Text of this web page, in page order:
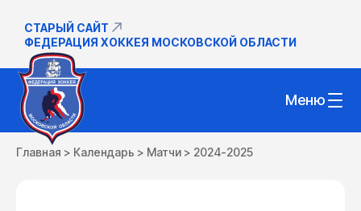
СТАРЫЙ САЙТ
ФЕДЕРАЦИЯ ХОККЕЯ МОСКОВСКОЙ ОБЛАСТИ
Меню
Главная > Календарь > Матчи > 2024-2025